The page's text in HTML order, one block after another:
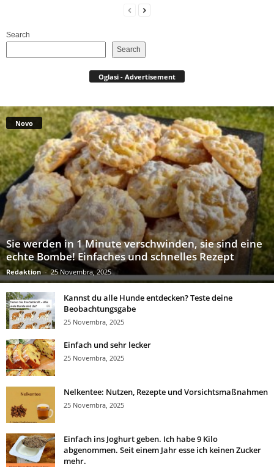
Search
Search
Oglasi - Advertisement
Novo
Sie werden in 1 Minute verschwinden, sie sind eine
echte Bombe! Einfaches und schnelles Rezept
Redaktion - 25 Novembra, 2025
Kannst du alle Hunde entdecken? Teste deine
Beobachtungsgabe
25 Novembra, 2025
Einfach und sehr lecker
25 Novembra, 2025
Nelkentee: Nutzen, Rezepte und Vorsichtsmaßnahmen
25 Novembra, 2025
Einfach ins Joghurt geben. Ich habe 9 Kilo
abgenommen. Seit einem Jahr esse ich keinen Zucker
mehr.